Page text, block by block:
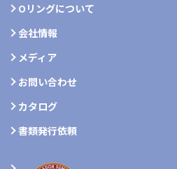
Oリングについて
会社情報
メディア
お問い合わせ
カタログ
書類発行依頼